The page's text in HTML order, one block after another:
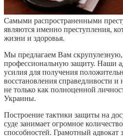
Самыми распространенными
являются именно преступления,
жизни и здоровья.
Мы предлагаем Вам
профессиональную защиту. Наши
усилия для получения
восстановления справедливости
не только как полноценной
Украины.
Построение тактики защиты на
суде занимает огромное
способностей. Грамотный адвокат